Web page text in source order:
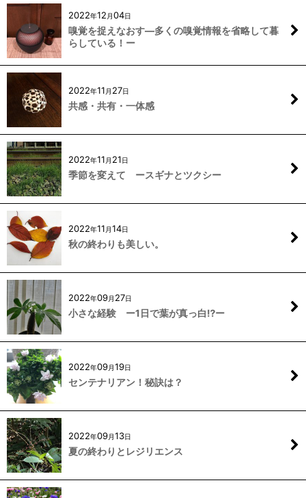
2022年12 月04日
嗅覚を捉えなおす―多くの嗅覚情報を省略して暮
らしている！ー
2022年11 月 27日
共感・共有・一体感
2022年11 月 21日
季節を変えて ースギナとツクシー
2022年11 月14日
秋の終わりも美しい。
2022年09月 27日
小さな経験 ー1日で葉が真っ白⁉ー
2022年09月19日
センテナリアン！秘訣は？
2022年09月13日
夏の終わりとレジリエンス